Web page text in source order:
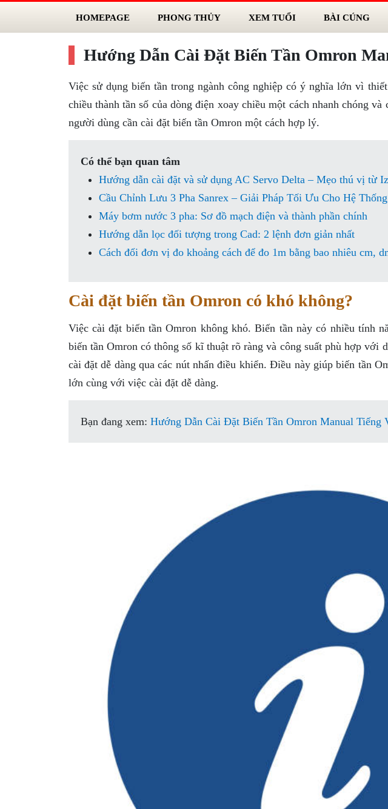
HOMEPAGE PHONG THỦY XEM TUỔI BÀI CÚNG
Hướng Dẫn Cài Đặt Biến Tần Omron
Việc sử dụng biến tần trong ngành công nghiệp có ý nghĩa lớn vì
chiều thành tần số của dòng điện xoay chiều một cách nhanh chóng
người dùng cần cài đặt biến tần Omron một cách hợp lý.
Có thể bạn quan tâm
Hướng dẫn cài đặt và sử dụng AC Servo Delta – Mẹo thú vị từ
Cầu Chỉnh Lưu 3 Pha Sanrex – Giải Pháp Tối Ưu Cho Hệ
Máy bơm nước 3 pha: Sơ đồ mạch điện và thành phần chính
Hướng dẫn lọc đối tượng trong Cad: 2 lệnh đơn giản nhất
Cách đổi đơn vị đo khoảng cách để đo 1m bằng bao nhiêu cm,
Cài đặt biến tần Omron có khó không?
Việc cài đặt biến tần Omron không khó. Biến tần này có nhiều tính
biến tần Omron có thông số kĩ thuật rõ ràng và công suất phù hợp với
cài đặt dễ dàng qua các nút nhấn điều khiển. Điều này giúp biến tần
lớn cùng với việc cài đặt dễ dàng.
Bạn đang xem: Hướng Dẫn Cài Đặt Biến Tần Omron Manual Tiếng